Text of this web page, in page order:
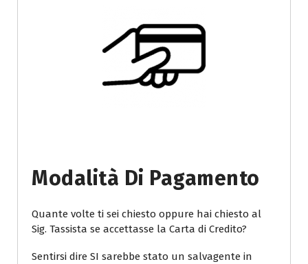
Modalità Di Pagamento
Quante volte ti sei chiesto oppure hai chiesto al
Sig. Tassista se accettasse la Carta di Credito?
Sentirsi dire SI sarebbe stato un salvagente in